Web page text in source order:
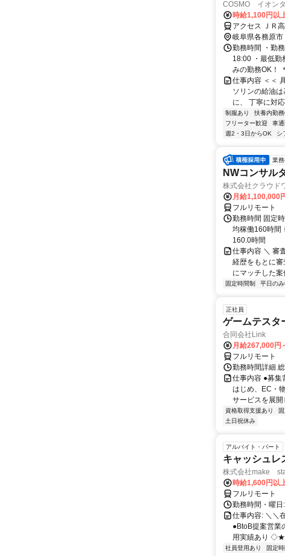
COSMO イオン
時給1,100円以
アクセス ＪＲ
岐阜県各務原市
勤務時間 ・勤
18:00 ・最低勤
みの勤務OK！
仕事内容 ＜＜
ソリンの給油
に、 丁寧に対
制服あり 扶養内勤
フリーター歓迎
車
週2・3日からOK
シ
業
NWコンサル
株式会社クラウド
月給1,100,000
フルリモート
勤務時間 固定
均稼働160時間
160.0時間
仕事内容 ＼ 審
経歴をもとに
にマッチした
固定時間制 平日の
正社員
ゲームテスタ
合同会社Link
月給267,000円
フルリモート
勤務時間詳細
仕事内容 ●募集
はじめ、EC・
サービスを展
資格取得支援あり
土日祝休み
アルバイト・パート
キャッシュレ
株式会社make
時給1,600円以
フルリモート
勤務時間・曜
仕事内容: ＼
●BtoB提案営業
用実績あり
社員登用あり 固定時